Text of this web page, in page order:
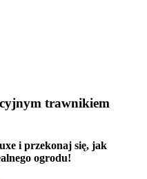
trawnikiem
i przekonaj się, jak
ogrodu!